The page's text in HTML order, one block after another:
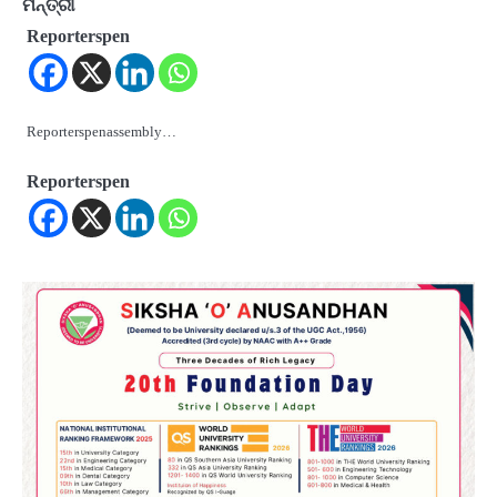
ମନ୍ତ୍ରୀ
Reporterspen
Reporterspenassembly…
Reporterspen
ଆସାମରେ ଭୟଙ୍କର ବନ୍ୟା ମୃତ୍ୟୁ ସଂଖ୍ୟା
୮୯କୁ ବୃଦ୍ଧି
Reporters Pen